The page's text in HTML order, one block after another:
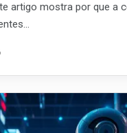
artigo mostra por que a